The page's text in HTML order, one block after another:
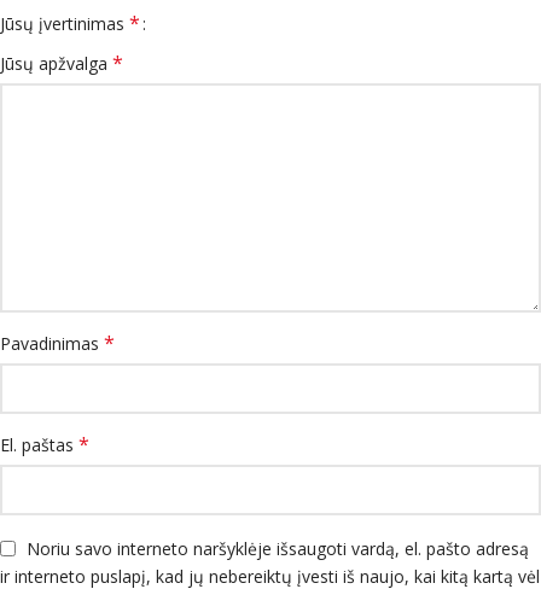
Jūsų įvertinimas *
Jūsų apžvalga *
Pavadinimas *
El. paštas *
Noriu savo interneto naršyklėje išsaugoti vardą, el. pašto adresą
ir interneto puslapį, kad jų nebereiktų įvesti iš naujo, kai kitą kartą vėl